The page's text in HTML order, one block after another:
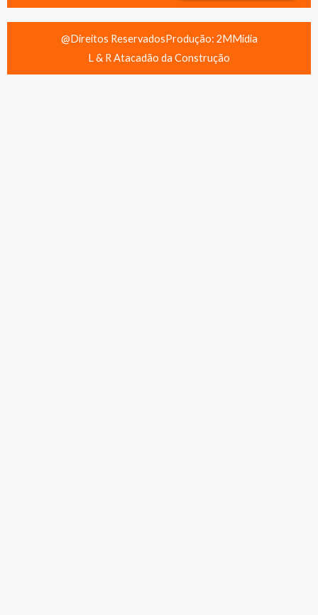
@Direitos ReservadosProdução: 2MMídia
L & R Atacadão da Construção